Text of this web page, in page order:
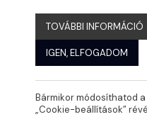
KATEGÓRIÁK
TOVÁBBI INFORMÁCIÓ
IGEN, ELFOGADOM
Bármikor módosíthatod
„Cookie-beállítások”